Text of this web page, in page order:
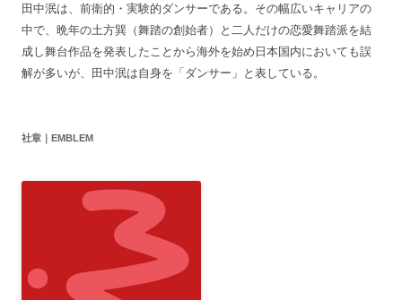
田中泯は、前衛的・実験的ダンサーである。その幅広いキャリアの
中で、晩年の土方巽（舞踏の創始者）と二人だけの恋愛舞踏派を結
成し舞台作品を発表したことから海外を始め日本国内においても誤
解が多いが、田中泯は自身を「ダンサー」と表している。
社章｜EMBLEM